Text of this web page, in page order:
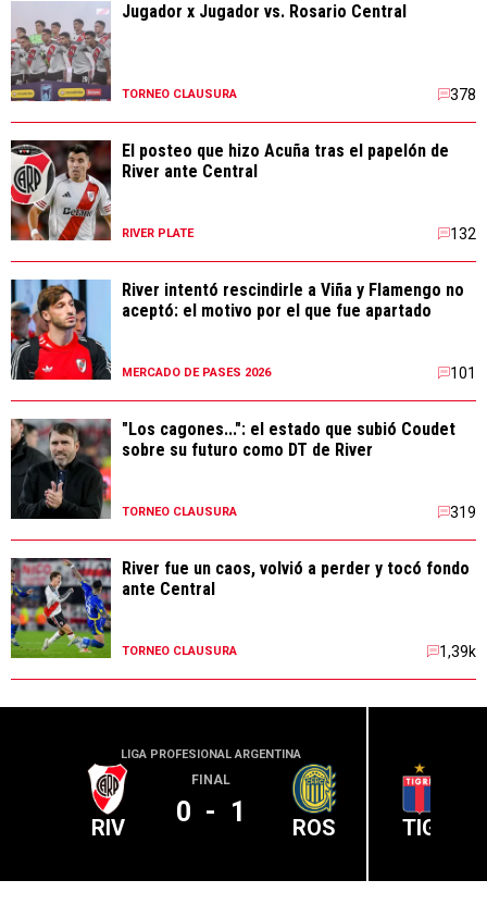
Jugador x Jugador vs. Rosario Central
TORNEO CLAUSURA 378
El posteo que hizo Acuña tras el papelón de
River ante Central
RIVER PLATE 132
River intentó rescindirle a Viña y Flamengo no
aceptó: el motivo por el que fue apartado
MERCADO DE PASES 2026 101
"Los cagones...": el estado que subió Coudet
sobre su futuro como DT de River
TORNEO CLAUSURA 319
River fue un caos, volvió a perder y tocó fondo
ante Central
TORNEO CLAUSURA 1,39k
LIGA PROFESIONAL ARGENTINA
RIV
FINAL
0 - 1 ROS TIG